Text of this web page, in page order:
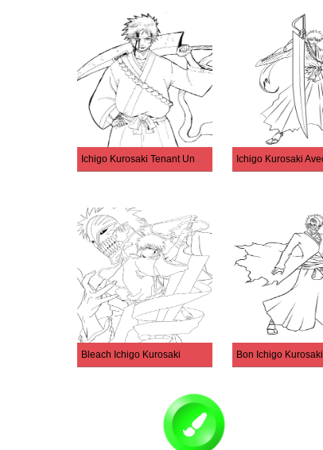
Ichigo Kurosaki Tenant Une Épée
Bleach Ichigo Kurosaki Bon Ichigo Kurosaki